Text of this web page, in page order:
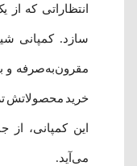
انتظاراتی که
سازد. کمپانی
مقرون‌به‌‌صرفه و
این کمپانی،
می‌آید.